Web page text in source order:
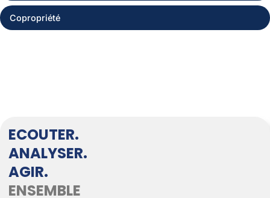
Copropriété
ECOUTER.
ANALYSER.
AGIR.
ENSEMBLE